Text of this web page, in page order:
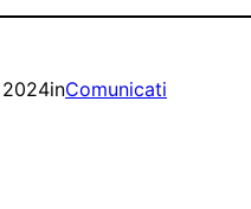
inComunicati